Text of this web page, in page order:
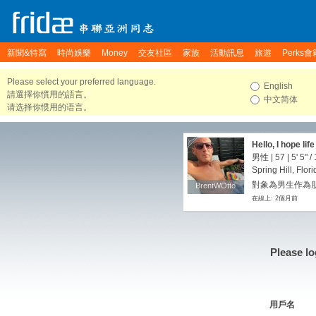
新聞&特寫 時尚娛樂 Money 交友社區 家族 活動訊息 旅遊 Perks會
Please select your preferred language.
請選擇你慣用的語言。
请选择你惯用的语言。
English
中文简体
BrentWOtto
BrentWOtto
Hello, I hope
男性 | 57 | 5' 5" /
Spring Hill,
對象為男生作為
在線上: 2個月前
Please
用戶名